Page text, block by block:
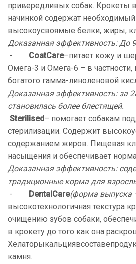
привередливых собак. Крокеты
начинкой содержат
высокоусвоямые белки, жиры,
Доказанная эффективность: До
- CoatCare–питает кожу и
Омега-3 и Омега-6 – в частности,
богатого гамма-линоленовой
Доказанная эффективность: за
становилась более блестящей.
Sterilised– помогает собакам
стерилизации. Содержит
содержанием жиров. Пищевая
насыщения и обеспечивает
Доказанная эффективность:
традиционные корма для
- DentalCare(форма выпуска
высокотехнологичная текстура
очищению зубов собаки,
в крокету до того как она
камня.